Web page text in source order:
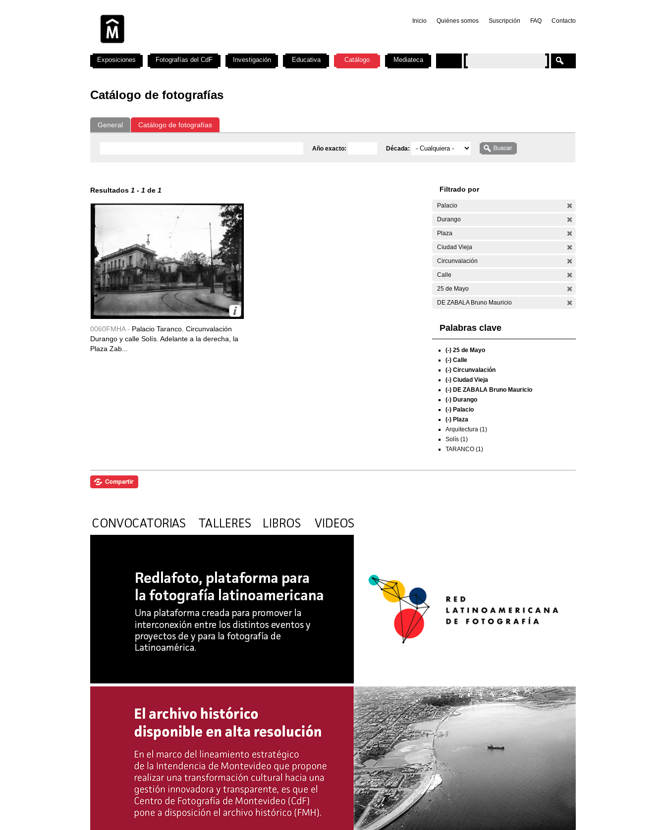
Inicio Quiénes somos Suscripción FAQ Contacto
Catálogo de fotografías
General Catálogo de fotografías
Año exacto: Década:
Resultados 1 - 1 de 1
0060FMHA - Palacio Taranco. Circunvalación
Durango y calle Solís. Adelante a la derecha, la
Plaza Zab...
Filtrado por
Palacio
Durango
Plaza
Ciudad Vieja
Circunvalación
Calle
25 de Mayo
DE ZABALA Bruno Mauricio
Palabras clave
(-) 25 de Mayo
(-) Calle
(-) Circunvalación
(-) Ciudad Vieja
(-) DE ZABALA Bruno Mauricio
(-) Durango
(-) Palacio
(-) Plaza
Arquitectura (1)
Solís (1)
TARANCO (1)
Exposiciones Fotografías del CdF Investigación Educativa Catálogo Mediateca